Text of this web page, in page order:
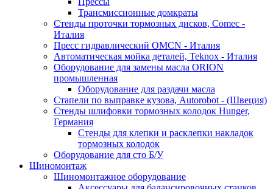
Трансмиссионные домкраты
Стенды проточки тормозных дисков, Comec -
Италия
Пресс гидравлический OMCN - Италия
Автоматическая мойка деталей, Teknox - Италия
Оборудование для замены масла ORION
промышленная
Оборудование для раздачи масла
Стапели по выправке кузова, Autorobot - (Швеция)
Стенды шлифовки тормозных колодок Hunger,
Германия
Стенды для клепки и расклепки накладок
тормозных колодок
Оборудование для сто Б/У
Шиномонтаж
Шиномонтажное оборудование